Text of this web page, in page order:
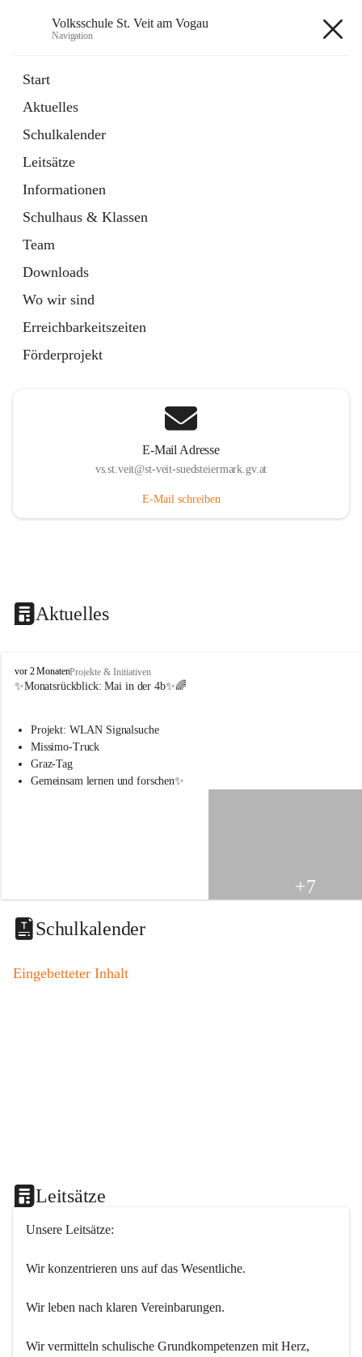
Volksschule St. Veit am Vogau
Navigation
Start
Aktuelles
Schulkalender
Leitsätze
Informationen
Schulhaus & Klassen
Team
Downloads
Wo wir sind
Erreichbarkeitszeiten
Förderprojekt
E-Mail Adresse
vs.st.veit@st-veit-suedsteiermark.gv.at
E-Mail schreiben
Aktuelles
V
o
s
s
c
i
t
a
o
vor 2 MonatenProjekte & Initiativen
✨Monatsrückblick: Mai in der 4b✨🌈
Projekt: WLAN Signalsuche
Missimo-Truck
Graz-Tag
Gemeinsam lernen und forschen✨
+7
Schulkalender
Eingebetteter Inhalt
Leitsätze
Unsere Leitsätze:
Wir konzentrieren uns auf das Wesentliche.
Wir leben nach klaren Vereinbarungen.
Wir vermitteln schulische Grundkompetenzen mit Herz,